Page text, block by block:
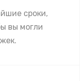
сроки,
вы могли